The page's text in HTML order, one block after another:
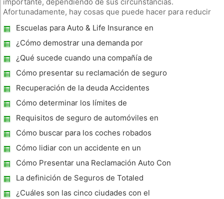
Afortunadamente, hay cosas que puede hacer para reducir
con su compañía de seguros y preguntar acerca de los
descuentos que puede calificar.
Escuelas para Auto & Life Insurance en
California
¿Cómo demostrar una demanda por
lesiones Permanente
¿Qué sucede cuando una compañía de
seguros Totales su vehículo?
Cómo presentar su reclamación de seguro
de vehículo
Recuperación de la deuda Accidentes
Cómo determinar los límites de
responsabilidad del seguro de coche
Requisitos de seguro de automóviles en
New Mexico
Cómo buscar para los coches robados
Cómo lidiar con un accidente en un
estacionamiento
Cómo Presentar una Reclamación Auto Con
Seguro Universal
La definición de Seguros de Totaled
¿Cuáles son las cinco ciudades con el